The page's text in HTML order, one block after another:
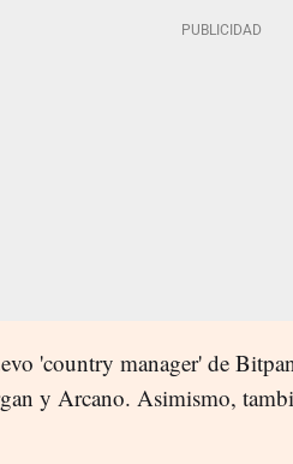
'country manager' de
y Arcano. Asimismo,